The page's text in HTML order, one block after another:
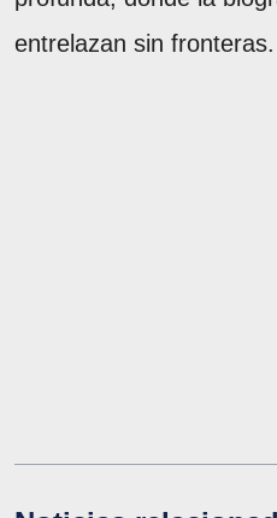
entrelazan sin fronteras.